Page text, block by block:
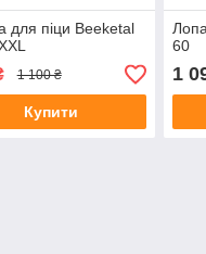
для піци Beeketal
1 100 ₴
Купити
60
1